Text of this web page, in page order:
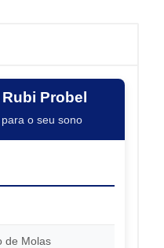
Probel
o seu sono
de Molas